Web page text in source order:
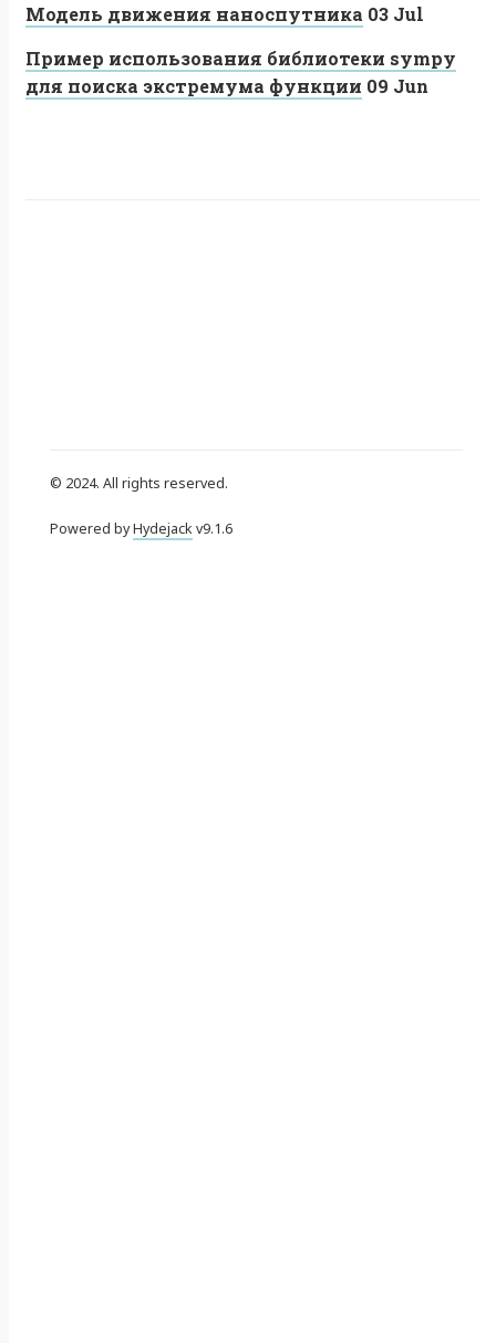
Модель движения наноспутника 03 Jul
Пример использования библиотеки sympy
для поиска экстремума функции 09 Jun
© 2024. All rights reserved.
Powered byHydejackv9.1.6